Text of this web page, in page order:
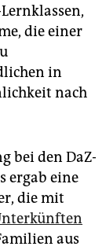
die einer
in
nach
bei den DaZ-
ergab eine
die mit
aus